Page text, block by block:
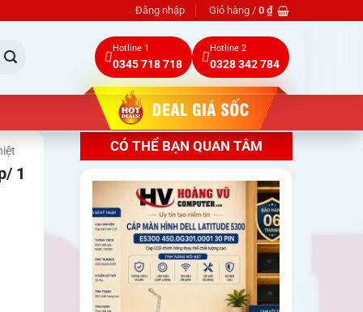
Đăng nhập Giỏ hàng / 0 ₫
Hotline 1
0345 718 718
Hotline 2
0328 342 784
CÓ THỂ BẠN QUAN TÂM
1